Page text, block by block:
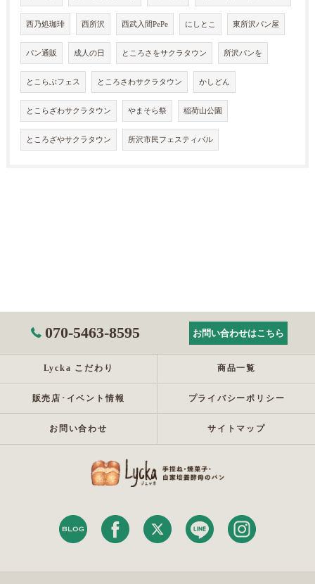
西乃処珈琲 西所沢 西武入間PePe にしとこ 東所沢パン屋
パン通販 成人の日 ところさをサクラタウン 所沢パンを
とこらぶフェス ところさわサクラタウン かしどん
とこらざわサクラタウン やまそら祭 稲荷山公園
ところざやサクラタウン 所沢市民フェスティバル
070-5463-8595 お問い合わせはこちら
Lycka こだわり 商品一覧
販売店･イベント情報 プライバシーポリシー
お問い合わせ サイトマップ